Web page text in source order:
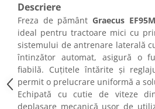
Descriere
Freza de pământ Graecus EF95M
ideal pentru tractoare mici cu
sistemului de antrenare laterală
întinzător automat, asigură o
fiabilă. Cuțitele întărite și
permit o prelucrare uniformă a
Echipată cu cutie de viteze
deplasare mecanică ușor de